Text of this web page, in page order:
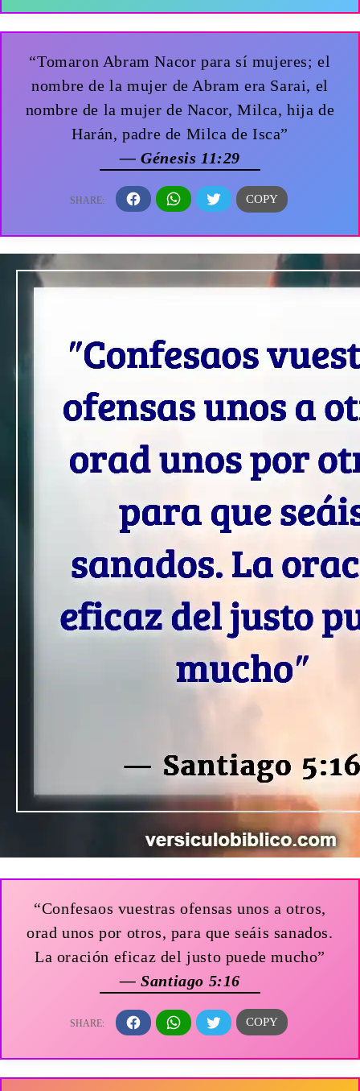
“Tomaron Abram Nacor para sí mujeres; el
nombre de la mujer de Abram era Sarai, el
nombre de la mujer de Nacor, Milca, hija de
Harán, padre de Milca de Isca”
— Génesis 11:29
“Confesaos vuestras ofensas unos a otros,
orad unos por otros, para que seáis sanados.
La oración eficaz del justo puede mucho”
— Santiago 5:16